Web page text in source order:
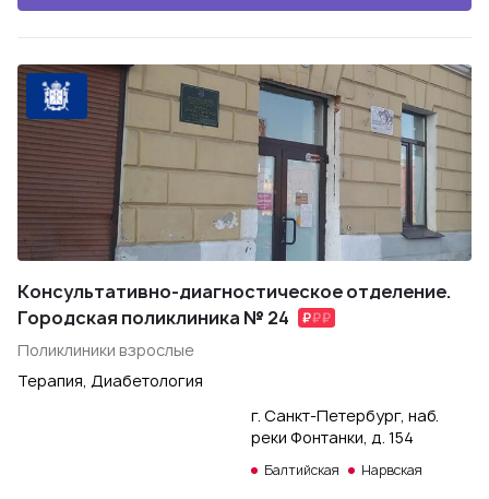
Консультативно-диагностическое отделение.
Городская поликлиника № 24
Поликлиники взрослые
Терапия, Диабетология
г. Санкт-Петербург, наб.
реки Фонтанки, д. 154
Балтийская Нарвская